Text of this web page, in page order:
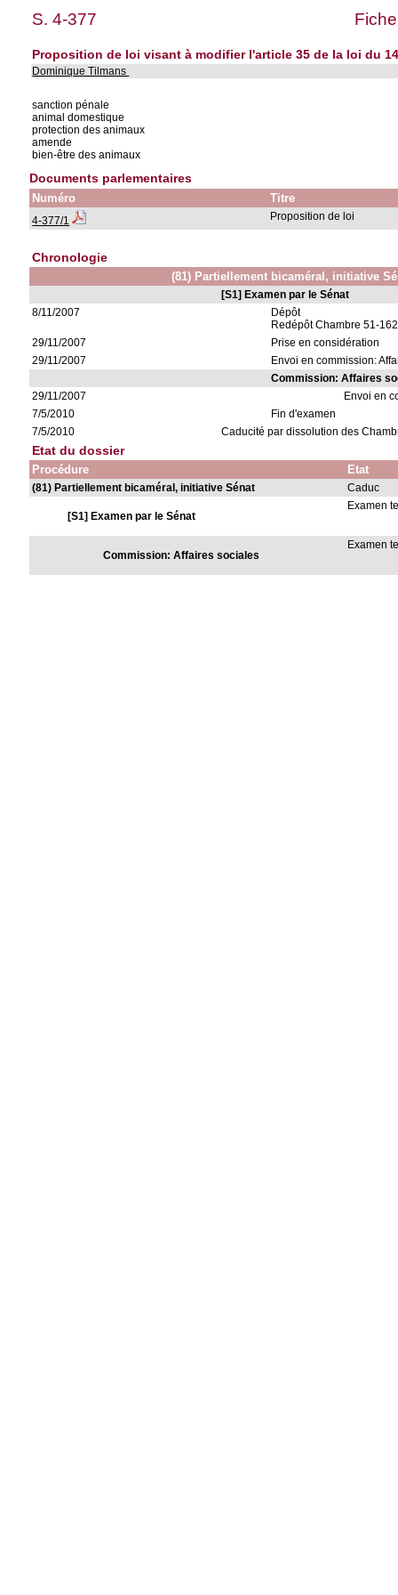
S. 4-377
Proposition de loi visant à modifier l'article 35 de la loi du
Dominique Tilmans
sanction pénale
animal domestique
protection des animaux
amende
bien-être des animaux
Documents parlementaires
Numéro Titre
4-377/1 Proposition de loi
Chronologie
(81) Partiellement bicaméral, initiative
[S1] Examen par le Sénat
8/11/2007
Dépôt
Redépôt Chambre 51-
29/11/2007
Prise en considération
29/11/2007
Envoi en commission:
Commission: Affaires
29/11/2007
Envoi en
7/5/2010
Fin d'examen
7/5/2010
Caducité par dissolution des
Etat du dossier
Procédure Etat
(81) Partiellement bicaméral, initiative Sénat Caduc
[S1] Examen par le Sénat
Examen
Commission: Affaires sociales
Examen